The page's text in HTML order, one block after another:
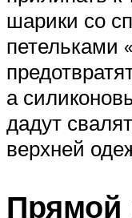
шарики со
петельками
а
дадут
верхней
Прямой